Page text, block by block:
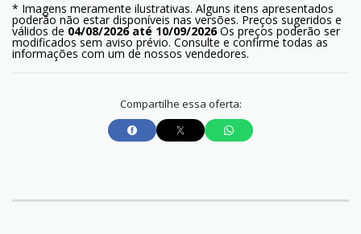
* Imagens meramente ilustrativas. Alguns itens apresentados
poderão não estar disponíveis nas versões. Preços sugeridos e
válidos de 04/08/2026 até 10/09/2026Os preços poderão ser
modificados sem aviso prévio. Consulte e confirme todas as
informações com um de nossos vendedores.
Compartilhe essa oferta: